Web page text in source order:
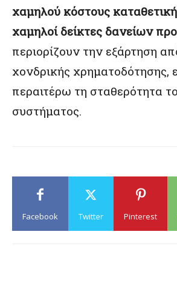
χαμηλού κόστους
χαμηλοί δείκτες δανείων
περιορίζουν την εξάρτηση
χονδρικής χρηματοδότησης,
περαιτέρω τη σταθερότητα
συστήματος.
Facebook Twitter Pinterest